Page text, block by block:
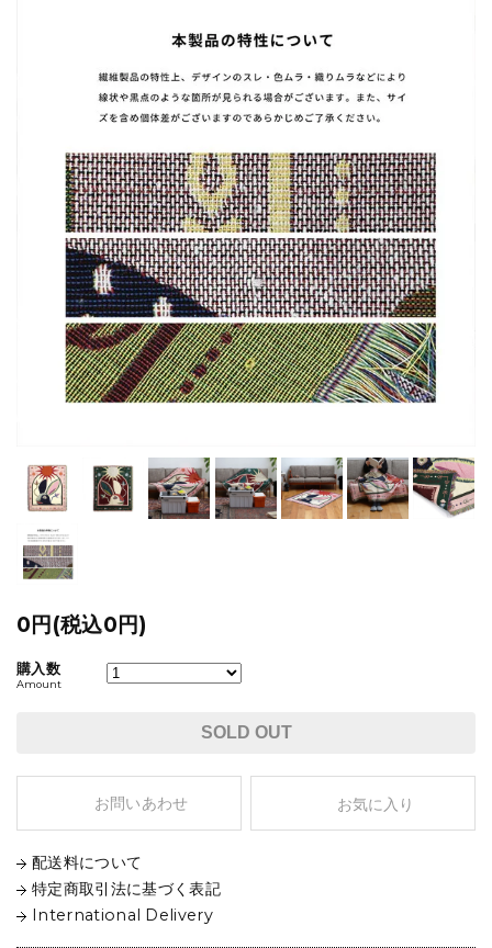
0円(税込0円)
購入数
Amount
SOLD OUT
お問いあわせ お気に入り
配送料について
特定商取引法に基づく表記
International Delivery